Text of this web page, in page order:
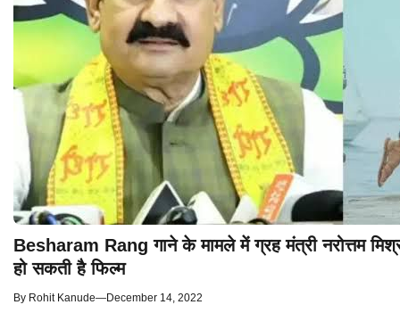
Besharam Rang गाने के मामले में ग्रह मंत्री नरोत्तम
हो सकती है फिल्म
By Rohit Kanude—December 14, 2022